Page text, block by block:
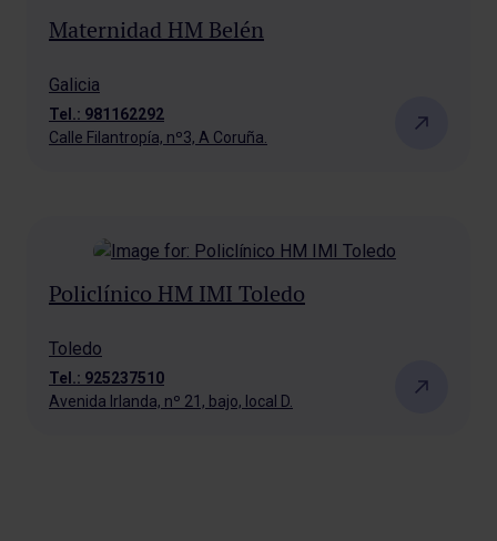
Maternidad HM Belén
Galicia
Tel.: 981162292
Calle Filantropía, nº3, A Coruña.
Policlínico HM IMI Toledo
Toledo
Tel.: 925237510
Avenida Irlanda, nº 21, bajo, local D.